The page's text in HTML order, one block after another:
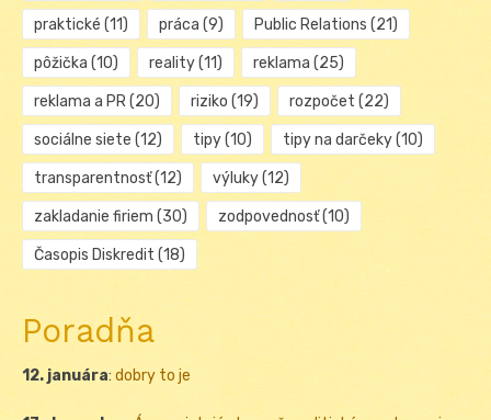
praktické (11) práca (9) Public Relations (21)
pôžička (10) reality(11) reklama (25)
reklama a PR(20) riziko (19) rozpočet (22)
sociálne siete (12) tipy(10) tipy na darčeky(10)
transparentnosť(12) výluky(12)
zakladanie firiem (30) zodpovednosť(10)
Časopis Diskredit (18)
Poradňa
12. januára: dobry to je